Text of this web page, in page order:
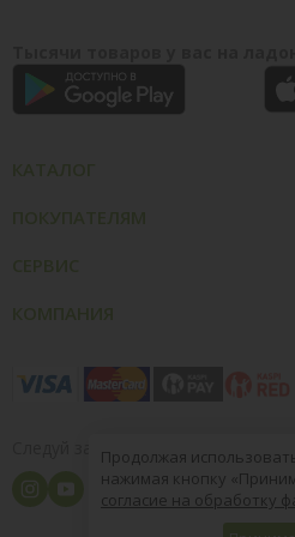
Следуй за намиПродолжая
нажимая кнопку
согласие на обработку